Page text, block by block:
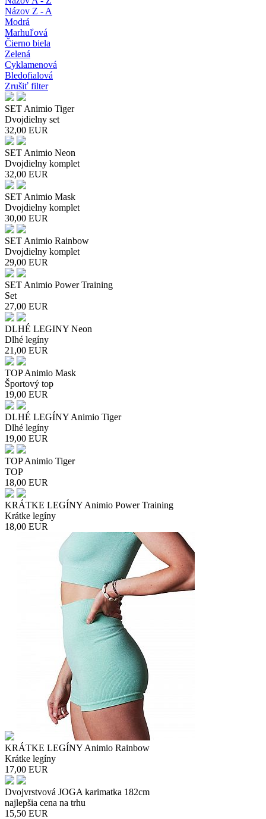
Názov Z - A
Modrá
Marhuľová
Čierno biela
Zelená
Cyklamenová
Bledofialová
Zrušiť filter
SET Animio Tiger
Dvojdielny set
32,00 EUR
SET Animio Neon
Dvojdielny komplet
32,00 EUR
SET Animio Mask
Dvojdielny komplet
30,00 EUR
SET Animio Rainbow
Dvojdielny komplet
29,00 EUR
SET Animio Power Training
Set
27,00 EUR
DLHÉ LEGINY Neon
Dlhé legíny
21,00 EUR
TOP Animio Mask
Športový top
19,00 EUR
DLHÉ LEGÍNY Animio Tiger
Dlhé legíny
19,00 EUR
TOP Animio Tiger
TOP
18,00 EUR
KRÁTKE LEGÍNY Animio Power Training
Krátke legíny
18,00 EUR
KRÁTKE LEGÍNY Animio Rainbow
Krátke legíny
17,00 EUR
Dvojvrstvová JOGA karimatka 182cm
najlepšia cena na trhu
15,50 EUR